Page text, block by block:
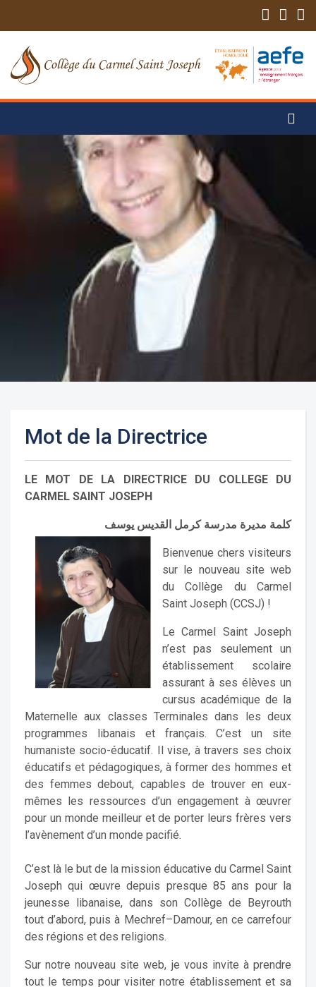
Mot de la Directrice
LE MOT DE LA DIRECTRICE DU COLLEGE DU
CARMEL SAINT JOSEPH
كلمة مديرة مدرسة كرمل القديس يوسف
Bienvenue chers visiteurs
sur le nouveau site web
du Collège du Carmel
Saint Joseph (CCSJ) !
Le Carmel Saint Joseph
n’est pas seulement un
établissement scolaire
assurant à ses élèves un
cursus académique de la
Maternelle aux classes Terminales dans les deux
programmes libanais et français. C’est un site
humaniste socio-éducatif. Il vise, à travers ses choix
éducatifs et pédagogiques, à former des hommes et
des femmes debout, capables de trouver en eux-
mêmes les ressources d’un engagement à œuvrer
pour un monde meilleur et de porter leurs frères vers
l’avènement d’un monde pacifié.
C’est là le but de la mission éducative du Carmel Saint
Joseph qui œuvre depuis presque 85 ans pour la
jeunesse libanaise, dans son Collège de Beyrouth
tout d’abord, puis à Mechref–Damour, en ce carrefour
des régions et des religions.
Sur notre nouveau site web, je vous invite à prendre
tout le temps pour visiter notre établissement et sa